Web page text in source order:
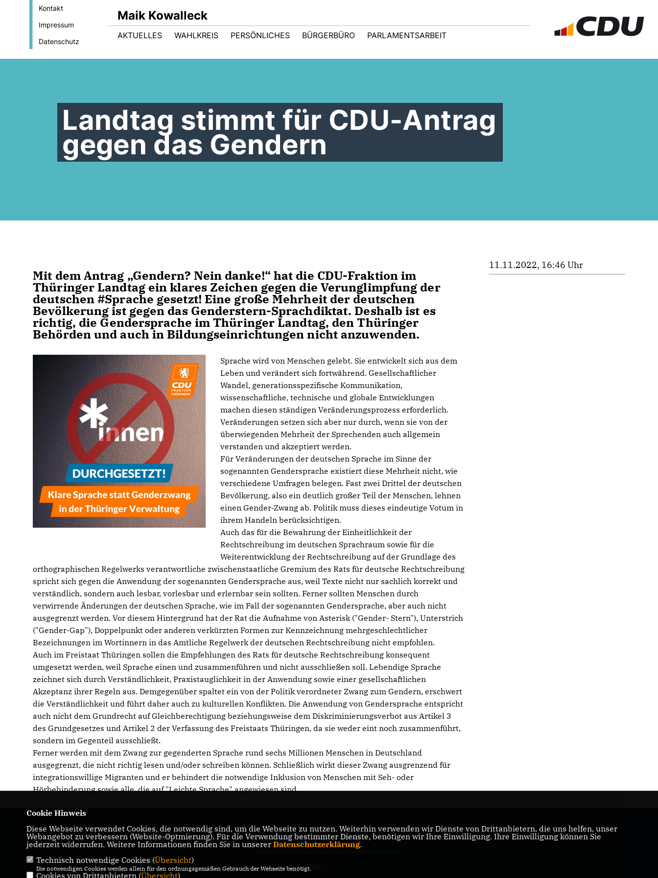
Kontakt
Impressum
Datenschutz
Maik Kowalleck
AKTUELLES WAHLKREIS PERSÖNLICHES BÜRGERBÜRO PARLAMENTSARBEIT
Landtag stimmt für CDU-Antrag
gegen das Gendern
Mit dem Antrag „Gendern? Nein danke!“ hat die CDU-Fraktion im
Thüringer Landtag ein klares Zeichen gegen die Verunglimpfung der
deutschen #Sprache gesetzt! Eine große Mehrheit der deutschen
Bevölkerung ist gegen das Genderstern-Sprachdiktat. Deshalb ist es
richtig, die Gendersprache im Thüringer Landtag, den Thüringer
Behörden und auch in Bildungseinrichtungen nicht anzuwenden.
Sprache wird von Menschen gelebt. Sie entwickelt sich aus dem
Leben und verändert sich fortwährend. Gesellschaftlicher
Wandel, generationsspezifische Kommunikation,
wissenschaftliche, technische und globale Entwicklungen
machen diesen ständigen Veränderungsprozess erforderlich.
Veränderungen setzen sich aber nur durch, wenn sie von der
überwiegenden Mehrheit der Sprechenden auch allgemein
verstanden und akzeptiert werden.
Für Veränderungen der deutschen Sprache im Sinne der
sogenannten Gendersprache existiert diese Mehrheit nicht, wie
verschiedene Umfragen belegen. Fast zwei Drittel der deutschen
Bevölkerung, also ein deutlich großer Teil der Menschen, lehnen
einen Gender-Zwang ab. Politik muss dieses eindeutige Votum in
ihrem Handeln berücksichtigen.
Auch das für die Bewahrung der Einheitlichkeit der
Rechtschreibung im deutschen Sprachraum sowie für die
Weiterentwicklung der Rechtschreibung auf der Grundlage des
orthographischen Regelwerks verantwortliche zwischenstaatliche Gremium des Rats für deutsche Rechtschreibung
spricht sich gegen die Anwendung der sogenannten Gendersprache aus, weil Texte nicht nur sachlich korrekt und
verständlich, sondern auch lesbar, vorlesbar und erlernbar sein sollten. Ferner sollten Menschen durch
verwirrende Änderungen der deutschen Sprache, wie im Fall der sogenannten Gendersprache, aber auch nicht
ausgegrenzt werden. Vor diesem Hintergrund hat der Rat die Aufnahme von Asterisk ("Gender- Stern"), Unterstrich
("Gender-Gap"), Doppelpunkt oder anderen verkürzten Formen zur Kennzeichnung mehrgeschlechtlicher
Bezeichnungen im Wortinnern in das Amtliche Regelwerk der deutschen Rechtschreibung nicht empfohlen.
Auch im Freistaat Thüringen sollen die Empfehlungen des Rats für deutsche Rechtschreibung konsequent
umgesetzt werden, weil Sprache einen und zusammenführen und nicht ausschließen soll. Lebendige Sprache
zeichnet sich durch Verständlichkeit, Praxistauglichkeit in der Anwendung sowie einer gesellschaftlichen
Akzeptanz ihrer Regeln aus. Demgegenüber spaltet ein von der Politik verordneter Zwang zum Gendern, erschwert
die Verständlichkeit und führt daher auch zu kulturellen Konflikten. Die Anwendung von Gendersprache entspricht
auch nicht dem Grundrecht auf Gleichberechtigung beziehungsweise dem Diskriminierungsverbot aus Artikel 3
des Grundgesetzes und Artikel 2 der Verfassung des Freistaats Thüringen, da sie weder eint noch zusammenführt,
sondern im Gegenteil ausschließt.
Ferner werden mit dem Zwang zur gegenderten Sprache rund sechs Millionen Menschen in Deutschland
ausgegrenzt, die nicht richtig lesen und/oder schreiben können. Schließlich wirkt dieser Zwang ausgrenzend für
integrationswillige Migranten und er behindert die notwendige Inklusion von Menschen mit Seh- oder
Hörbehinderung sowie alle, die auf "Leichte Sprache" angewiesen sind.
11.11.2022, 16:46 Uhr
Maik Kowalleck - Mitglied des Thüringer
Landtags
IMPRESSUM
DATENSCHUTZ
KONTAKT
CDU Landesverband Thüringen
CDU Deutschlands
Cookie Hinweis
Diese Webseite verwendet Cookies, die notwendig sind, um die Webseite zu nutzen. Weiterhin verwenden wir Dienste von Drittanbietern, die uns helfen, unser
Webangebot zu verbessern (Website-Optmierung). Für die Verwendung bestimmter Dienste, benötigen wir Ihre Einwilligung. Ihre Einwilligung können Sie
jederzeit widerrufen. Weitere Informationen finden Sie in unserer Datenschutzerklärung.
Technisch notwendige Cookies (Übersicht)
Die notwendigen Cookies werden allein für den ordnungsgemäßen Gebrauch der Webseite benötigt.
Cookies von Drittanbietern (Übersicht)